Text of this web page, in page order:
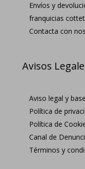
Envíos y
franquicias cottet
Contacta con
Avisos
Aviso legal y
Política de
Política de
Canal de
Términos y